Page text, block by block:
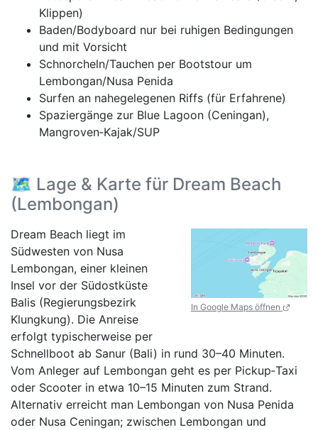
Klippen)
Baden/Bodyboard nur bei ruhigen Bedingungen
und mit Vorsicht
Schnorcheln/Tauchen per Bootstour um
Lembongan/Nusa Penida
Surfen an nahegelegenen Riffs (für Erfahrene)
Spaziergänge zur Blue Lagoon (Ceningan),
Mangroven‑Kajak/SUP
🗺️ Lage & Karte für Dream Beach
(Lembongan)
In Google Maps öffnen
Dream Beach liegt im
Südwesten von Nusa
Lembongan, einer kleinen
Insel vor der Südostküste
Balis (Regierungsbezirk
Klungkung). Die Anreise
erfolgt typischerweise per
Schnellboot ab Sanur (Bali) in rund 30–40 Minuten.
Vom Anleger auf Lembongan geht es per Pickup‑Taxi
oder Scooter in etwa 10–15 Minuten zum Strand.
Alternativ erreicht man Lembongan von Nusa Penida
oder Nusa Ceningan; zwischen Lembongan und